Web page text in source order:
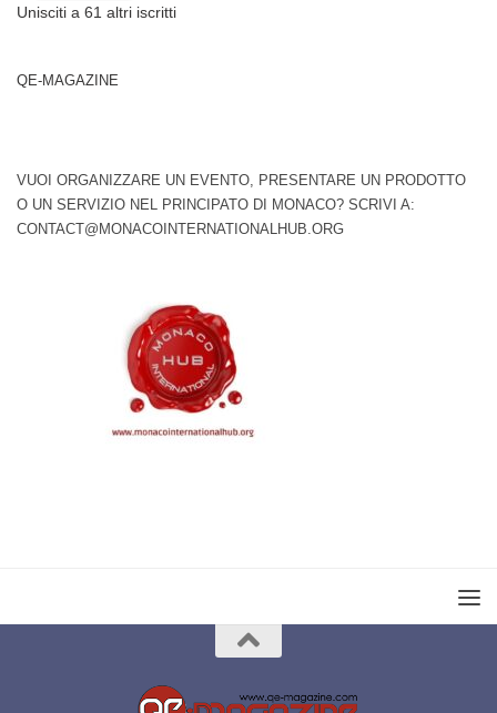
Unisciti a 61 altri iscritti
QE-MAGAZINE
VUOI ORGANIZZARE UN EVENTO, PRESENTARE UN PRODOTTO
O UN SERVIZIO NEL PRINCIPATO DI MONACO? SCRIVI A:
CONTACT@MONACOINTERNATIONALHUB.ORG